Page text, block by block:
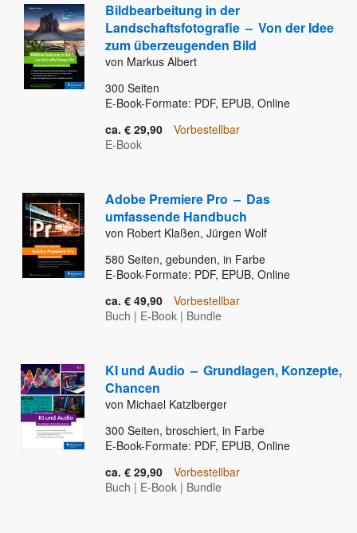
Bildbearbeitung in der
Landschaftsfotografie – Von der Idee
zum überzeugenden Bild
von Markus Albert
300 Seiten
E-Book-Formate: PDF, EPUB, Online
ca. € 29,90
Vorbestellbar
E-Book
Adobe Premiere Pro – Das
umfassende Handbuch
von Robert Klaßen, Jürgen Wolf
580 Seiten, gebunden, in Farbe
E-Book-Formate: PDF, EPUB, Online
ca. € 49,90
Vorbestellbar
Buch | E-Book | Bundle
KI und Audio – Grundlagen, Konzepte,
Chancen
von Michael Katzlberger
300 Seiten, broschiert, in Farbe
E-Book-Formate: PDF, EPUB, Online
ca. € 29,90
Vorbestellbar
Buch | E-Book | Bundle